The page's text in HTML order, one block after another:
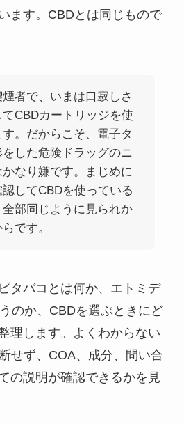
ます。CBDとは同じもので
者で、いまは口寂しさ
CBDカートリッジを使
す。だからこそ、電子タ
した危険ドラッグのニ
かなり嫌です。まじめに
してCBDを使っている
全部同じように見られか
です。
タバコとは何か、エトミデ
のか、CBDを選ぶときにど
理します。よくわからない
せず、COA、成分、問い合
の説明が確認できるかを見